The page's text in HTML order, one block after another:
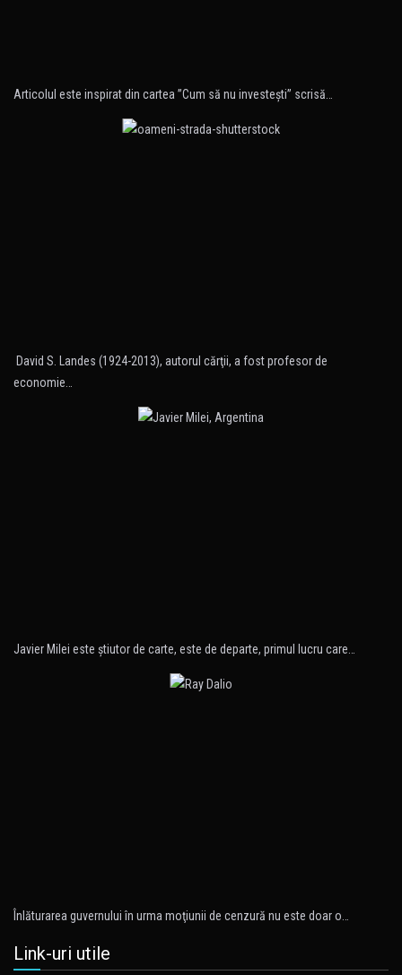
Articolul este inspirat din cartea ”Cum să nu investeşti” scrisă…
David S. Landes (1924-2013), autorul cărţii, a fost profesor de
economie…
Javier Milei este ştiutor de carte, este de departe, primul lucru care…
Înlăturarea guvernului în urma moţiunii de cenzură nu este doar o…
Link-uri utile